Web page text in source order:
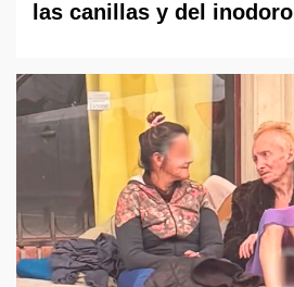
las canillas y del inodoro